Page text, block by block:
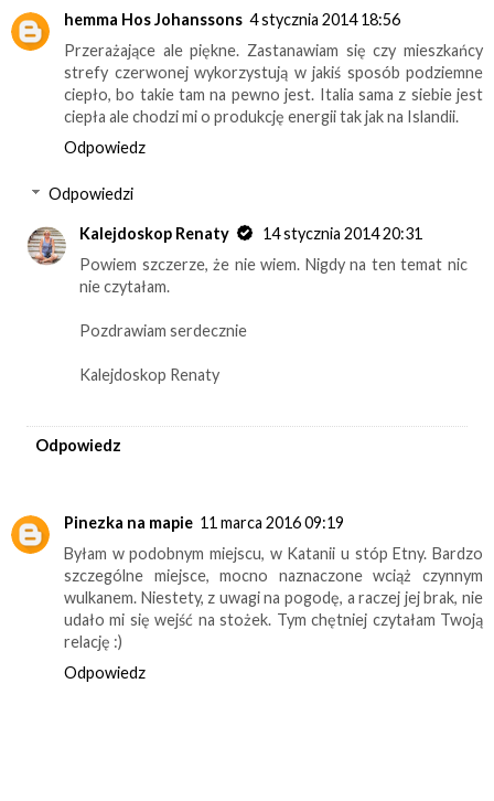
hemma Hos Johanssons 4 stycznia 2014 18:56
Przerażające ale piękne. Zastanawiam się czy mieszkańcy
strefy czerwonej wykorzystują w jakiś sposób podziemne
ciepło, bo takie tam na pewno jest. Italia sama z siebie jest
ciepła ale chodzi mi o produkcję energii tak jak na Islandii.
Odpowiedz
Odpowiedzi
Kalejdoskop Renaty
14 stycznia 2014 20:31
Powiem szczerze, że nie wiem. Nigdy na ten temat nic
nie czytałam.
Pozdrawiam serdecznie
Kalejdoskop Renaty
Odpowiedz
Pinezka na mapie 11 marca 2016 09:19
Byłam w podobnym miejscu, w Katanii u stóp Etny. Bardzo
szczególne miejsce, mocno naznaczone wciąż czynnym
wulkanem. Niestety, z uwagi na pogodę, a raczej jej brak, nie
udało mi się wejść na stożek. Tym chętniej czytałam Twoją
relację :)
Odpowiedz